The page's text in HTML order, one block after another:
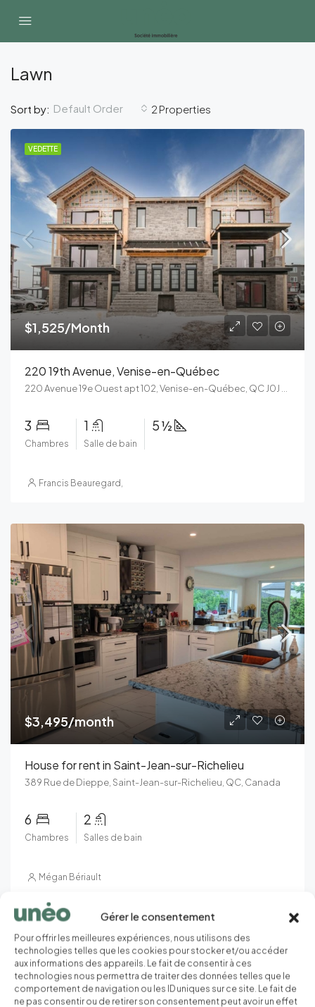
Gérer le consentement
Pour offrir les meilleures expériences, nous utilisons des
technologies telles que les cookies pour stocker et/ou accéder
aux informations des appareils. Le fait de consentir à ces
technologies nous permettra de traiter des données telles que le
comportement de navigation ou les ID uniques sur ce site. Le fait de
ne pas consentir ou de retirer son consentement peut avoir un effet
Lawn
2 Properties
Sort by: Default Order
VEDETTE
$1,525/Month
220 19th Avenue, Venise-en-Québec
3
Chambres
1
Salle de bain
5 ½
Francis Beauregard
$3,495/month
House for rent in Saint-Jean-sur-Richelieu
389 Rue de Dieppe, Saint-Jean-sur-Richelieu, QC, Canada
6
Chambres
2
Salles de bain
Mégan Bériault
Featured Listings
VEDETTE